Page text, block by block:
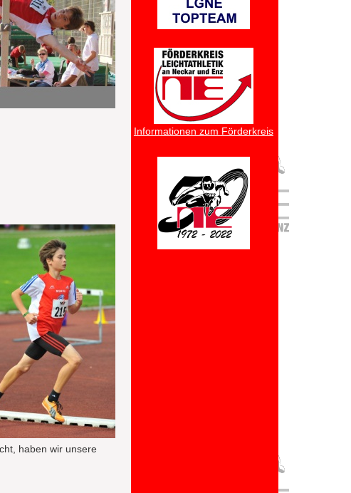
haben wir unsere
Informationen zum Förderkreis